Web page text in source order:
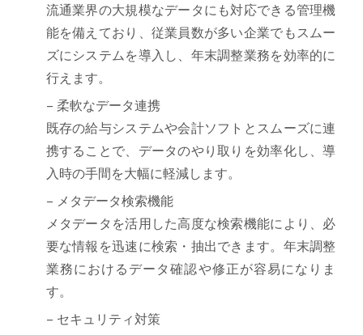
流通業界の大規模なデータにも対応できる管理機
能を備えており、従業員数が多い企業でもスムー
ズにシステムを導入し、年末調整業務を効率的に
行えます。
– 柔軟なデータ連携
既存の給与システムや会計ソフトとスムーズに連
携することで、データのやり取りを効率化し、導
入時の手間を大幅に軽減します。
– メタデータ検索機能
メタデータを活用した高度な検索機能により、必
要な情報を迅速に検索・抽出できます。年末調整
業務におけるデータ確認や修正が容易になりま
す。
– セキュリティ対策